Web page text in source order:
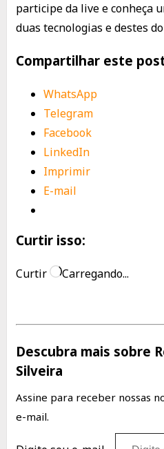
participe da live e conheça
duas tecnologias e destes
Compartilhar este
WhatsApp
Telegram
Facebook
LinkedIn
Imprimir
E-mail
Curtir isso:
Curtir Carregando...
Descubra mais sobre
Silveira
Assine para receber nossas
e-mail.